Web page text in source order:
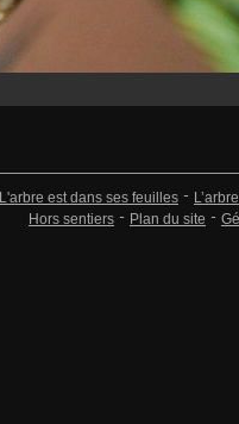
L'arbre est dans ses feuilles
Hors sentiers
Plan du site